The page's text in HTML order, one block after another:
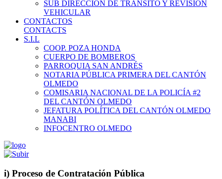
SUB DIRECCIÓN DE TRÁNSITO Y REVISIÓN
VEHICULAR
CONTACTOS
CONTACTS
S.I.L
COOP. POZA HONDA
CUERPO DE BOMBEROS
PARROQUIA SAN ANDRÉS
NOTARIA PÚBLICA PRIMERA DEL CANTÓN
OLMEDO
COMISARIA NACIONAL DE LA POLICÍA #2
DEL CANTÓN OLMEDO
JEFATURA POLÍTICA DEL CANTÓN OLMEDO
MANABI
INFOCENTRO OLMEDO
i) Proceso de Contratación Pública